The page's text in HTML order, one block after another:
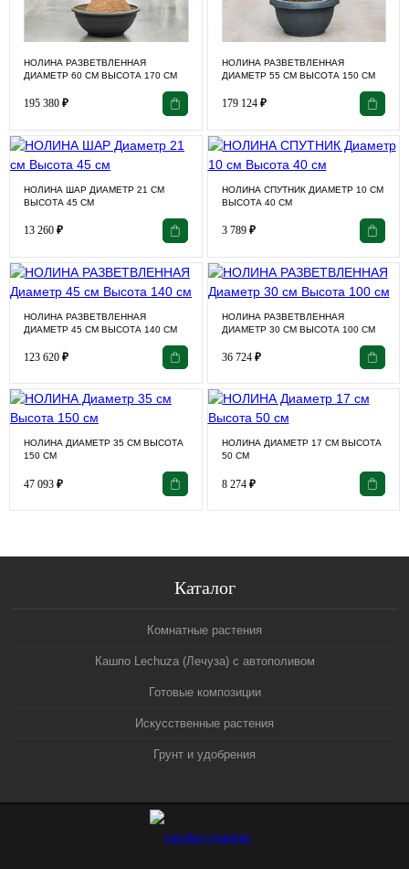
НОЛИНА РАЗВЕТВЛЕННАЯ
ДИАМЕТР 60 СМ ВЫСОТА 170 СМ
195 380 ₽
НОЛИНА РАЗВЕТВЛЕННАЯ
ДИАМЕТР 55 СМ ВЫСОТА 150 СМ
179 124 ₽
НОЛИНА ШАР ДИАМЕТР 21 СМ
ВЫСОТА 45 СМ
13 260 ₽
НОЛИНА СПУТНИК ДИАМЕТР 10 СМ
ВЫСОТА 40 СМ
3 789 ₽
НОЛИНА РАЗВЕТВЛЕННАЯ
ДИАМЕТР 45 СМ ВЫСОТА 140 СМ
123 620 ₽
НОЛИНА РАЗВЕТВЛЕННАЯ
ДИАМЕТР 30 СМ ВЫСОТА 100 СМ
36 724 ₽
НОЛИНА ДИАМЕТР 35 СМ ВЫСОТА
150 СМ
47 093 ₽
НОЛИНА ДИАМЕТР 17 СМ ВЫСОТА
50 СМ
8 274 ₽
Каталог
Комнатные растения
Кашпо Lechuza (Лечуза) с автополивом
Готовые композиции
Искусственные растения
Грунт и удобрения